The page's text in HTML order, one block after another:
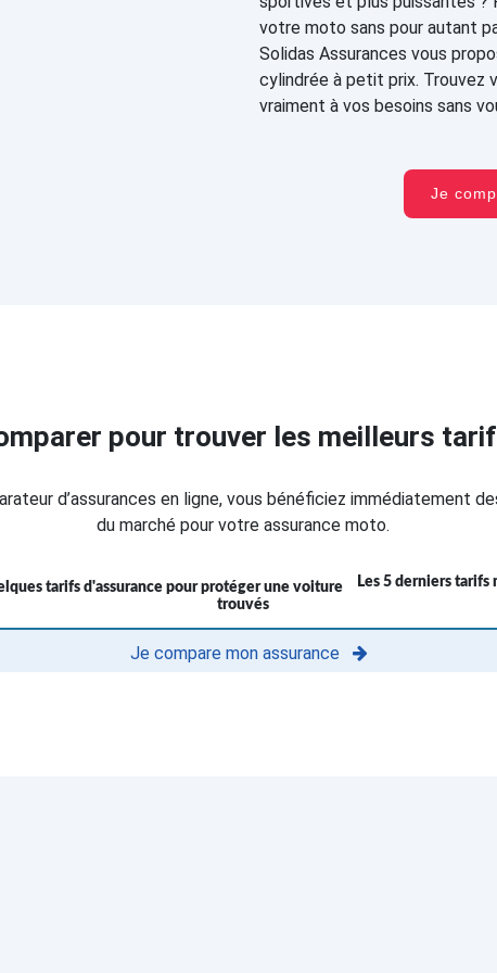
votre moto sans pour autant
Solidas Assurances vous
cylindrée à petit prix. Trouvez
vraiment à vos besoins sans
Je
pour trouver les meilleurs
d’assurances en ligne, vous bénéficiez immédiatement
du marché pour votre assurance moto.
Les 5 derniers tarifs
trouvés
Je compare mon assurance